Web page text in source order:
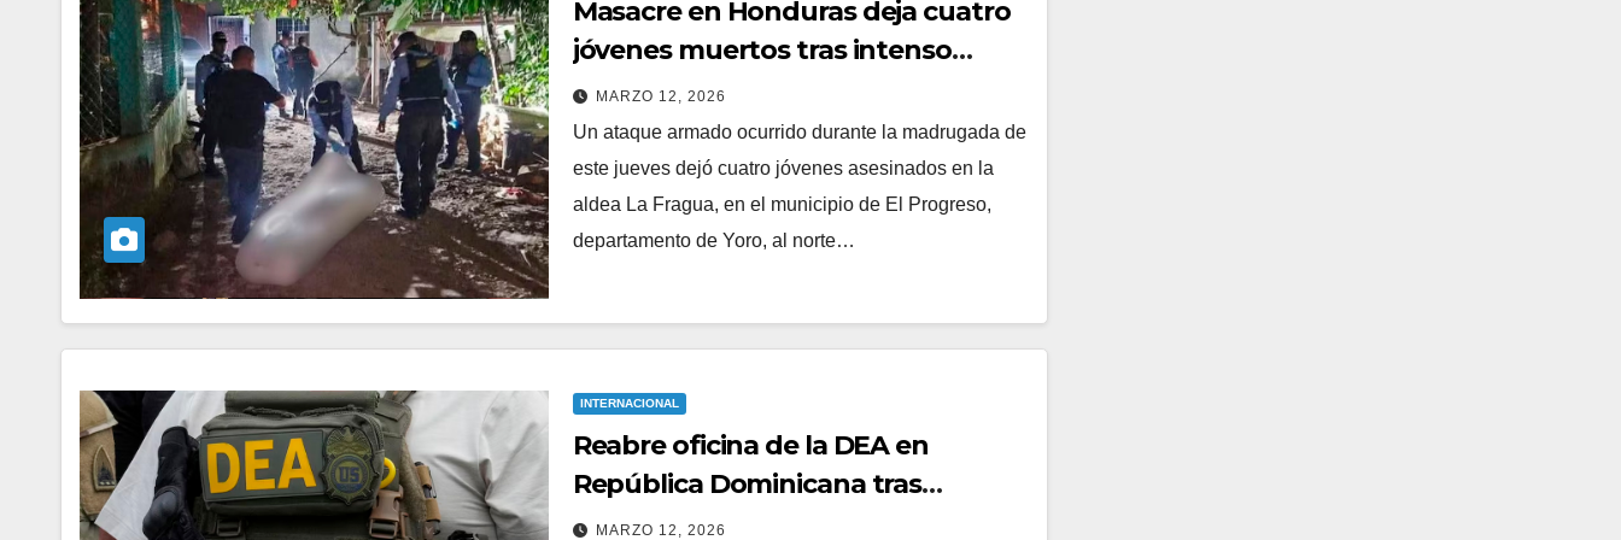
Masacre en Honduras deja cuatro
jóvenes muertos tras intenso
tiroteo en Yoro
MARZO 12, 2026
Un ataque armado ocurrido durante la madrugada de
este jueves dejó cuatro jóvenes asesinados en la
aldea La Fragua, en el municipio de El Progreso,
departamento de Yoro, al norte…
INTERNACIONAL
Reabre oficina de la DEA en
República Dominicana tras
auditorías internas
MARZO 12, 2026